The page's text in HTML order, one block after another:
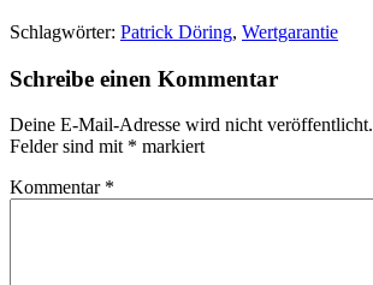
Schlagwörter: Patrick Döring, Wertgarantie
Schreibe einen Kommentar
Deine E-Mail-Adresse wird nicht veröffentlicht.
Felder sind mit * markiert
Kommentar *